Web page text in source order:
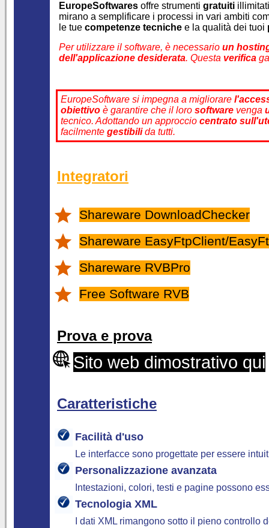
EuropeSoftwares offre strumenti gratuiti
mirano a semplificare i processi in vari ambiti
le tue competenze tecniche e la qualità dei tuoi
Per utilizzare il software, è necessario un
dell'applicazione desiderata. Questa verifica
EuropeSoftware si impegna a migliorare
obiettivo è garantire che il loro software venga
tecnico. Adottando un approccio centrato
facilmente gestibilida tutti.
Integratori
Shareware DownloadChecker
Shareware EasyFtpClient/
Shareware RVBPro
Free Software RVB
Prova e prova
Sito web dimostrativo qui
Caratteristiche
Facilità d'uso
Le interfacce sono progettate per essere
Personalizzazione avanzata
Intestazioni, colori, testi e pagine possono
Tecnologia XML
I dati XML rimangono sotto il pieno